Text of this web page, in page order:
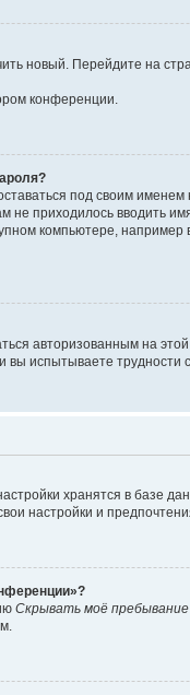
новый. Перейдите на
конференции.
под своим
не приходилось вводить
компьютере, например
авторизованным на
испытываете
хранятся в базе
настройки и
Скрывать моё